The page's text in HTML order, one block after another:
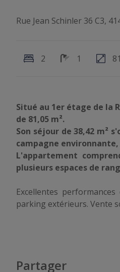
Rue Jean Schinler 36 C3,
2 1
Situé au 1er étage de la
de 81,05 m².
Son séjour de 38,42 m²
campagne
L'appartement
plusieurs espaces de
Excellentes
parking extérieurs. Vente
Partager